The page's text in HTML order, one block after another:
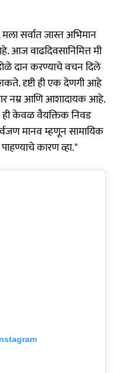
सर्वात जास्त अभिमान
आज वाढदिवसानिमित्त मी
दान करण्याचे वचन दिले
दृष्टी ही एक देणगी आहे
नम्र आणि आशादायक आहे.
ही केवळ वैयक्तिक निवड
मानव म्हणून सामायिक
कारण व्हा."